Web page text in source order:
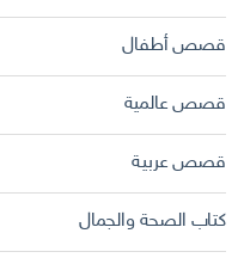
قصص أطفال
قصص عالمية
قصص عربية
كتاب الصحة والجمال